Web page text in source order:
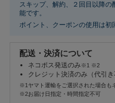
スキップ、解約、２回目以降の
能です。
ポイント、クーポンの使用は初
配送・決済について
ネコポス発送のみ※1 ※2
クレジット決済のみ（代引き
※1ヤマト運輸をご選択された場合も
※2お届け日指定・時間指定不可